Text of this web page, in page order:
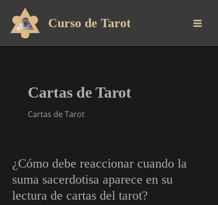
contenido
Curso de Tarot
Cartas de Tarot
Cartas de Tarot
¿Cómo debe reaccionar cuando la
suma sacerdotisa aparece en su
lectura de cartas del tarot?
¿Cómo
reaccionar
cuando